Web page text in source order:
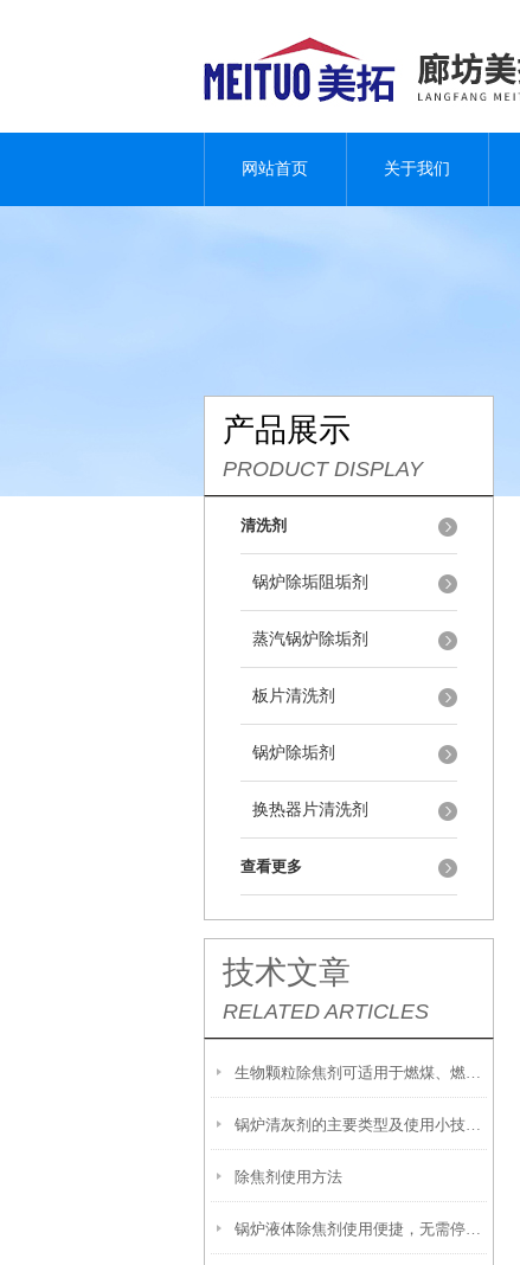
网站首页 关于我们
产品展示
PRODUCT DISPLAY
清洗剂
锅炉除垢阻垢剂
蒸汽锅炉除垢剂
板片清洗剂
锅炉除垢剂
换热器片清洗剂
查看更多
技术文章
RELATED ARTICLES
生物颗粒除焦剂可适用于燃煤、燃油及生物质混燃锅炉的定期除焦
锅炉清灰剂的主要类型及使用小技巧分享
除焦剂使用方法
锅炉液体除焦剂使用便捷，无需停炉即可在线投加